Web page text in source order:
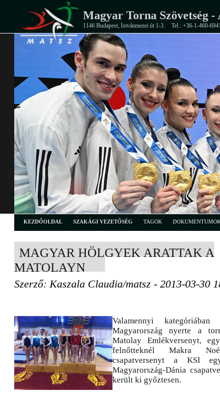
Magyar Torna Szövetség -
1146 Budapest, Istvánmezei út 1-3. Tel.: +36-1-460-
KEZDŐOLDAL SZAKÁGI VEZETŐSÉG TAGOK
MAGYAR HÖLGYEK ARATTAK A
MATOLAYN
Szerző: Kaszala Claudia/matsz - 2013-03-30
Valamennyi
Magyarország nyerte a
Matolay Emlékversenyt,
felnőtteknél Makra
csapatversenyt a KSI
Magyarország-Dánia
került ki győztesen.